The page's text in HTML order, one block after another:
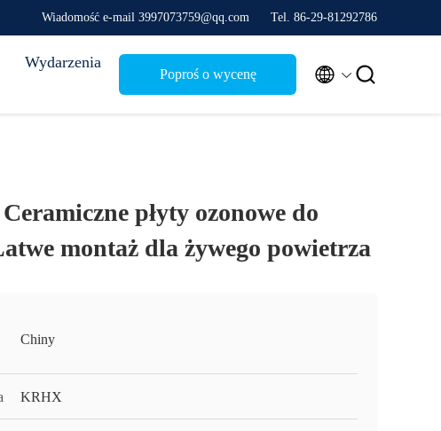
Wiadomość e-mail 3997073759@qq.com Tel. 86-29-81292786
Wydarzenia
Poproś o wycenę  
płyty ozonowe do
montaż dla żywego powietrza
Chiny
KRHX